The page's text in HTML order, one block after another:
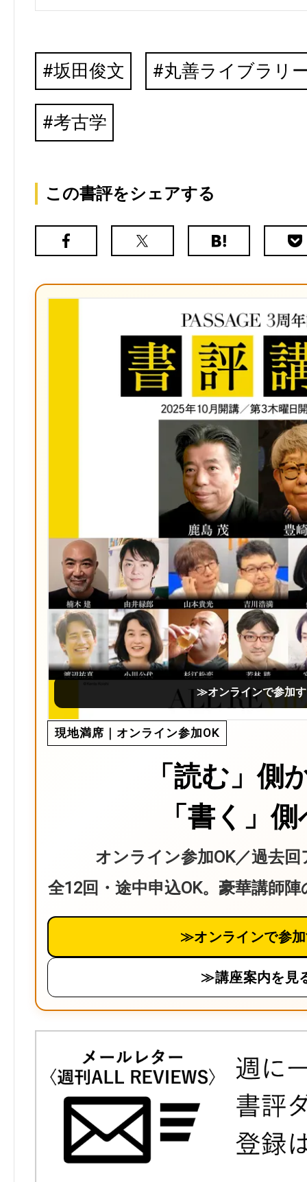
坂田俊文 丸善ライブラリ
考古学
この書評をシェアする
Facebook
X（旧
は
ク
マ
ー
ク
≫オンラインで参加
現地満席｜オンライン参加OK
「読む」側
「書く」
オンライン参加OK／過去
全12回・途中申込OK。豪華講師
≫オンラインで参
≫講座案内を見